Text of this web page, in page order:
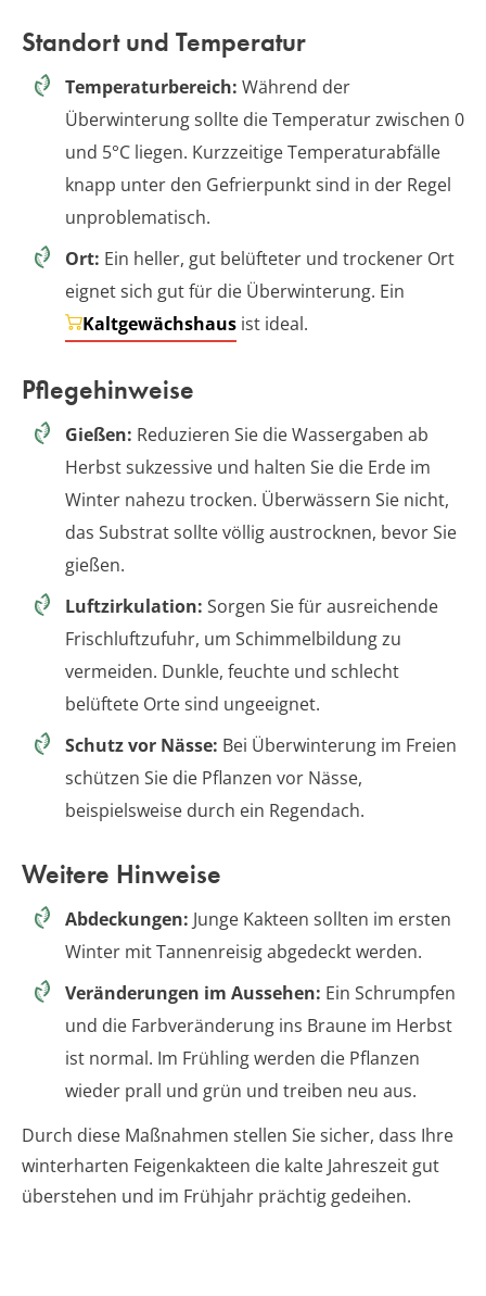
Standort und Temperatur
Temperaturbereich: Während der
Überwinterung sollte die Temperatur zwischen 0
und 5°C liegen. Kurzzeitige Temperaturabfälle
knapp unter den Gefrierpunkt sind in der Regel
unproblematisch.
Ort: Ein heller, gut belüfteter und trockener Ort
eignet sich gut für die Überwinterung. Ein
Kaltgewächshaus ist ideal.
Pflegehinweise
Gießen: Reduzieren Sie die Wassergaben ab
Herbst sukzessive und halten Sie die Erde im
Winter nahezu trocken. Überwässern Sie nicht,
das Substrat sollte völlig austrocknen, bevor Sie
gießen.
Luftzirkulation: Sorgen Sie für ausreichende
Frischluftzufuhr, um Schimmelbildung zu
vermeiden. Dunkle, feuchte und schlecht
belüftete Orte sind ungeeignet.
Schutz vor Nässe: Bei Überwinterung im Freien
schützen Sie die Pflanzen vor Nässe,
beispielsweise durch ein Regendach.
Weitere Hinweise
Abdeckungen: Junge Kakteen sollten im ersten
Winter mit Tannenreisig abgedeckt werden.
Veränderungen im Aussehen: Ein Schrumpfen
und die Farbveränderung ins Braune im Herbst
ist normal. Im Frühling werden die Pflanzen
wieder prall und grün und treiben neu aus.
Durch diese Maßnahmen stellen Sie sicher, dass Ihre
winterharten Feigenkakteen die kalte Jahreszeit gut
überstehen und im Frühjahr prächtig gedeihen.